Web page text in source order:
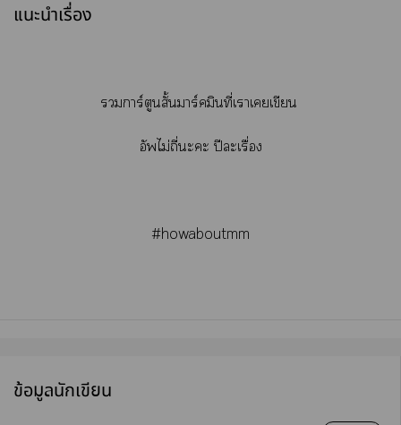
แนะนำเรื่อง
การ์ตูนสั้นมาร์คมินที่เาเเขียน
อัพไม่ถี่ะะ ปีะเรื่อง
#howaboutmm
ข้อมูลนักเขียน